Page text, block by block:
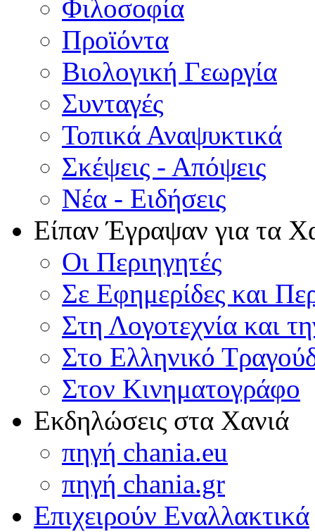
Φιλοσοφία
Προϊόντα
Βιολογική Γεωργία
Συνταγές
Τοπικά Αναψυκτικά
Σκέψεις - Απόψεις
Νέα - Ειδήσεις
Είπαν Έγραψαν για τα
Οι Περιηγητές
Σε Εφημερίδες και
Στη Λογοτεχνία και
Στο Ελληνικό
Στον Κινηματογράφο
Εκδηλώσεις στα Χανιά
πηγή chania.eu
πηγή chania.gr
Επιχειρούν Εναλλακτικά